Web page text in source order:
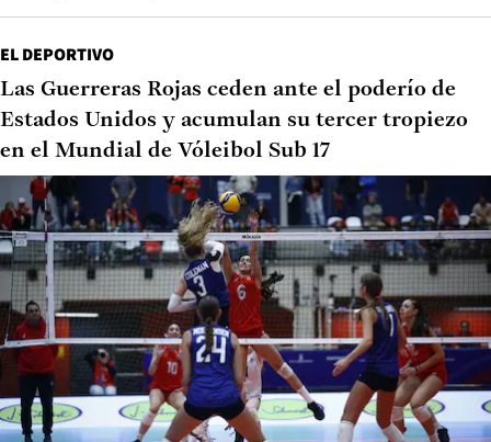
EL DEPORTIVO
Las Guerreras Rojas ceden ante el poderío de
Estados Unidos y acumulan su tercer tropiezo
en el Mundial de Vóleibol Sub 17